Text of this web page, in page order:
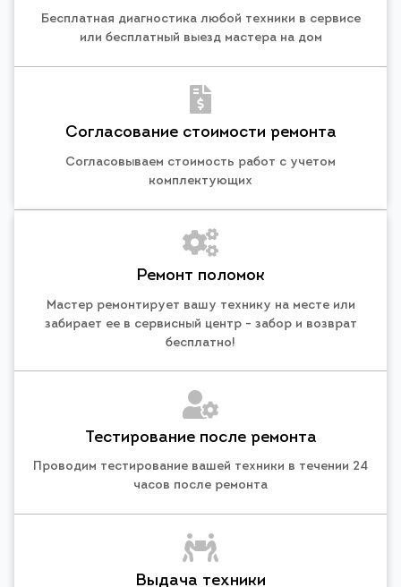
Бесплатная диагностика любой техники в сервисе
или бесплатный выезд мастера на дом
Согласование стоимости ремонта
Согласовываем стоимость работ с учетом
комплектующих
Ремонт поломок
Мастер ремонтирует вашу технику на месте или
забирает ее в сервисный центр - забор и возврат
бесплатно!
Тестирование после ремонта
Проводим тестирование вашей техники в течении 24
часов после ремонта
Выдача техники